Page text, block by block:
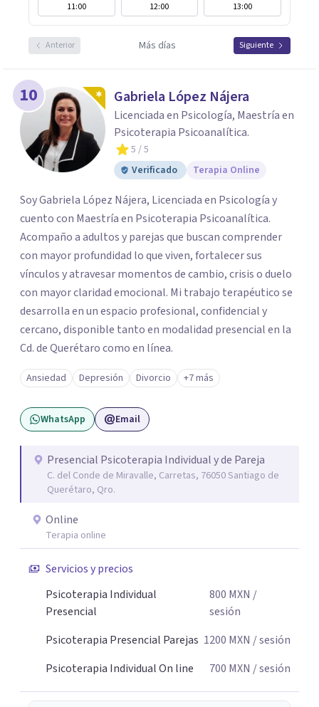
11:00
12:00 13:00
Anterior Más días Siguiente
10 Gabriela López Nájera
Licenciada en Psicología, Maestría en
Psicoterapia Psicoanalítica.
5 / 5
Verificado
Terapia Online
Soy Gabriela López Nájera, Licenciada en Psicología y
cuento con Maestría en Psicoterapia Psicoanalítica.
Acompaño a adultos y parejas que buscan comprender
con mayor profundidad lo que viven, fortalecer sus
vínculos y atravesar momentos de cambio, crisis o duelo
con mayor claridad emocional. Mi trabajo terapéutico se
desarrolla en un espacio profesional, confidencial y
cercano, disponible tanto en modalidad presencial en la
Cd. de Querétaro como en línea.
Ansiedad Depresión Divorcio +7 más
WhatsApp Email
Presencial Psicoterapia Individual y de Pareja
C. del Conde de Miravalle, Carretas, 76050 Santiago de
Querétaro, Qro.
Online
Terapia online
Servicios y precios
Psicoterapia Individual
Presencial
800 MXN /
sesión
Psicoterapia Presencial Parejas 1200 MXN / sesión
Psicoterapia Individual On line
700 MXN / sesión